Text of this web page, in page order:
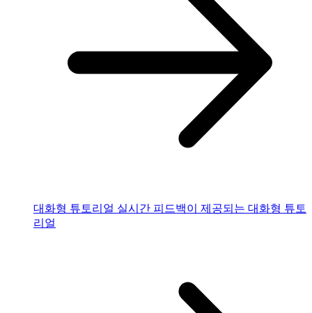
대화형 튜토리얼 실시간 피드백이 제공되는 대화형 튜토
리얼